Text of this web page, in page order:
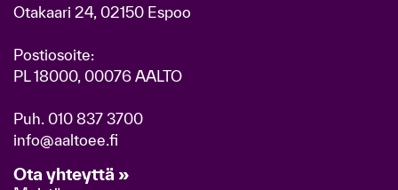
Otakaari 24, 02150 Espoo
Postiosoite:
PL 18000, 00076 AALTO
Puh. 010 837 3700
info@aaltoee.fi
Ota yhteyttä »